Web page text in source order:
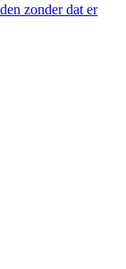
zonder dat er